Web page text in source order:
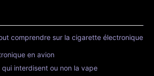
comprendre sur la cigarette électronique
en avion
interdisent ou non la vape